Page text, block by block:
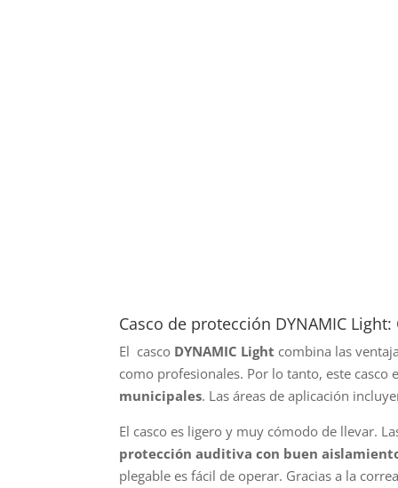
Casco de protección DYNAMIC
El casco DYNAMIC Light combina las
como profesionales. Por lo tanto, este casco
municipales. Las áreas de aplicación
El casco es ligero y muy cómodo de llevar.
protección auditiva con buen
plegable es fácil de operar. Gracias a la